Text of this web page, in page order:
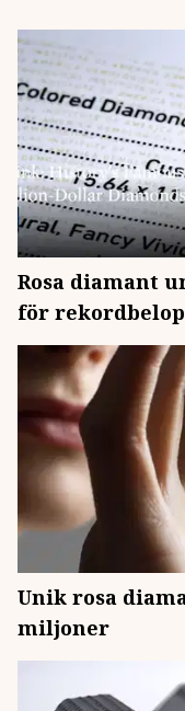
Rosa diamant
för
Unik rosa
miljoner